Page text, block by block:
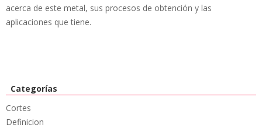
acerca de este metal, sus procesos de obtención y las
aplicaciones que tiene.
Categorías
Cortes
Definicion